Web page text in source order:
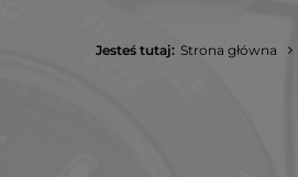
Jesteś tutaj: Strona główna